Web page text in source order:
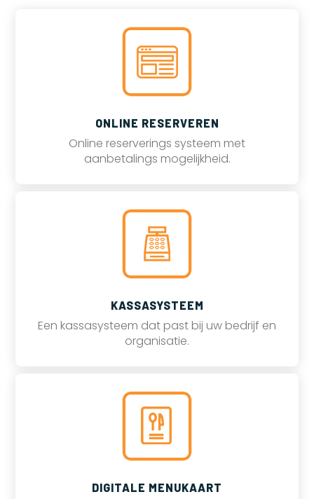
ONLINE RESERVEREN
Online reserverings systeem met
aanbetalings mogelijkheid.
KASSASYSTEEM
Een kassasysteem dat past bij uw bedrijf en
organisatie.
DIGITALE MENUKAART